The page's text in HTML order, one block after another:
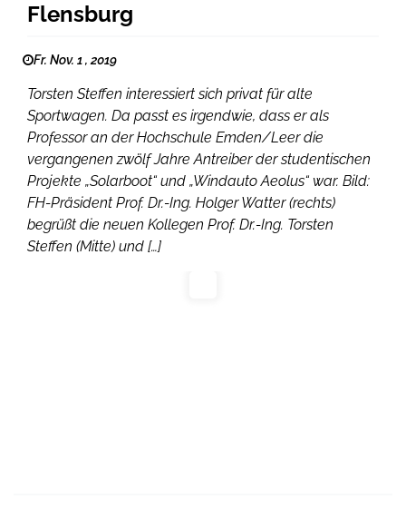
Flensburg
Fr. Nov. 1 , 2019
Torsten Steffen interessiert sich privat für alte
Sportwagen. Da passt es irgendwie, dass er als
Professor an der Hochschule Emden/Leer die
vergangenen zwölf Jahre Antreiber der studentischen
Projekte „Solarboot“ und „Windauto Aeolus“ war. Bild:
FH-Präsident Prof. Dr.-Ing. Holger Watter (rechts)
begrüßt die neuen Kollegen Prof. Dr.-Ing. Torsten
Steffen (Mitte) und […]